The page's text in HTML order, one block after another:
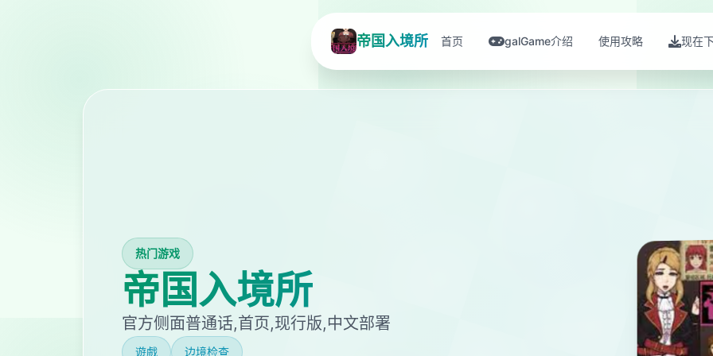
帝国入境所 首页 galGame介绍 使用攻略 现在
热门游戏
帝国入境所
官方侧面普通话,首页,现行版,中文部署
遊戲 边境检查